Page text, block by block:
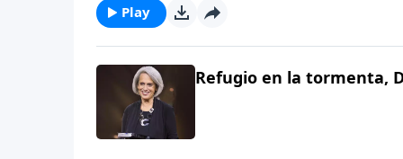
Nancy DeMoss Wolgemuth.
Play
Refugio en la tormenta,